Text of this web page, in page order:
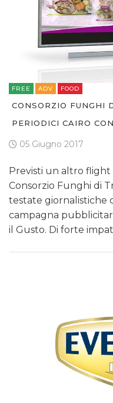
FREE ADV FOOD
CONSORZIO FUNGHI
PERIODICI CAIRO
05 Giugno 2017
Previsti un altro flight
Consorzio Funghi di
testate giornalistiche
campagna
il Gusto. Di forte